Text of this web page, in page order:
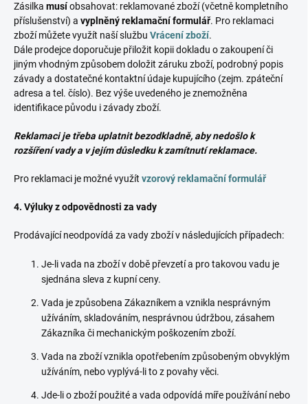
Zásilka musíobsahovat: reklamované zboží (včetně kompletního
příslušenství) a vyplněný reklamační formulář. Pro reklamaci
zboží můžete využít naší službu Vrácení zboží.
Dále prodejce doporučuje přiložit kopii dokladu o zakoupení či
jiným vhodným způsobem doložit záruku zboží, podrobný popis
závady a dostatečné kontaktní údaje kupujícího (zejm. zpáteční
adresa a tel. číslo). Bez výše uvedeného je znemožněna
identifikace původu i závady zboží.
Reklamaci je třeba uplatnit bezodkladně, aby nedošlo k
rozšíření vady a v jejím důsledku k zamítnutí reklamace.
Pro reklamaci je možné využít vzorový reklamační formulář
4. Výluky z odpovědnosti za vady
Prodávající neodpovídá za vady zboží v následujících případech:
Je-li vada na zboží v době převzetí a pro takovou vadu je
sjednána sleva z kupní ceny.
Vada je způsobena Zákazníkem a vznikla nesprávným
užíváním, skladováním, nesprávnou údržbou, zásahem
Zákazníka či mechanickým poškozením zboží.
Vada na zboží vznikla opotřebením způsobeným obvyklým
užíváním, nebo vyplývá-li to z povahy věci.
Jde-li o zboží použité a vada odpovídá míře používání nebo